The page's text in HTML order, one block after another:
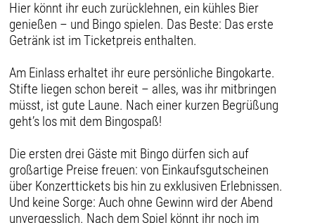
Hier könnt ihr euch zurücklehnen, ein kühles Bier
genießen – und Bingo spielen. Das Beste: Das erste
Getränk ist im Ticketpreis enthalten.
Am Einlass erhaltet ihr eure persönliche Bingokarte.
Stifte liegen schon bereit – alles, was ihr mitbringen
müsst, ist gute Laune. Nach einer kurzen Begrüßung
geht’s los mit dem Bingospaß!
Die ersten drei Gäste mit Bingo dürfen sich auf
großartige Preise freuen: von Einkaufsgutscheinen
über Konzerttickets bis hin zu exklusiven Erlebnissen.
Und keine Sorge: Auch ohne Gewinn wird der Abend
unvergesslich. Nach dem Spiel könnt ihr noch im